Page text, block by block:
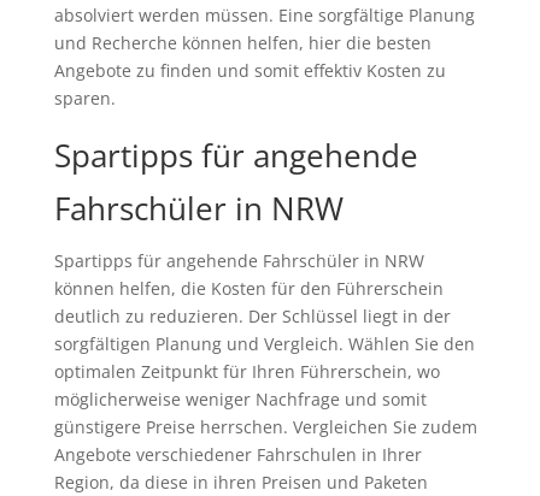
absolviert werden müssen. Eine sorgfältige Planung
und Recherche können helfen, hier die besten
Angebote zu finden und somit effektiv Kosten zu
sparen.
Spartipps für angehende
Fahrschüler in NRW
Spartipps für angehende Fahrschüler in NRW
können helfen, die Kosten für den Führerschein
deutlich zu reduzieren. Der Schlüssel liegt in der
sorgfältigen Planung und Vergleich. Wählen Sie den
optimalen Zeitpunkt für Ihren Führerschein, wo
möglicherweise weniger Nachfrage und somit
günstigere Preise herrschen. Vergleichen Sie zudem
Angebote verschiedener Fahrschulen in Ihrer
Region, da diese in ihren Preisen und Paketen